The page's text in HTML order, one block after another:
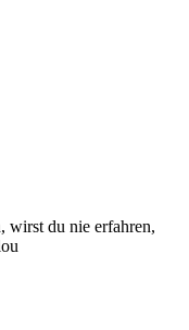
wirst du nie erfahren,